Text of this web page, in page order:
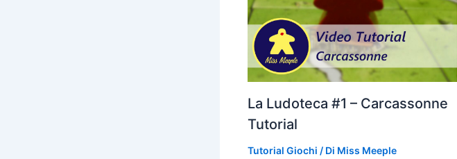
La Ludoteca #1 – Carcassonne
Tutorial
Tutorial Giochi / Di Miss Meeple